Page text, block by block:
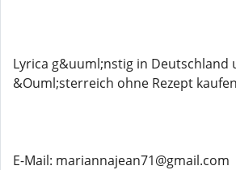
Lyrica g&uuml;nstig in Deutschland
&Ouml;sterreich ohne Rezept
E-Mail: mariannajean71@gmail.com